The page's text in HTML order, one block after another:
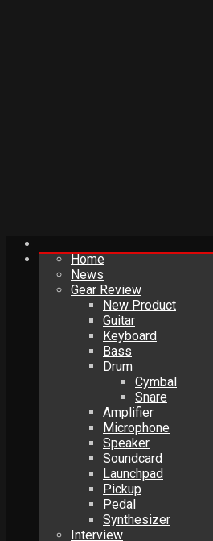
Home
News
Gear Review
New Product
Guitar
Keyboard
Bass
Drum
Cymbal
Snare
Amplifier
Microphone
Speaker
Soundcard
Launchpad
Pickup
Pedal
Synthesizer
Interview